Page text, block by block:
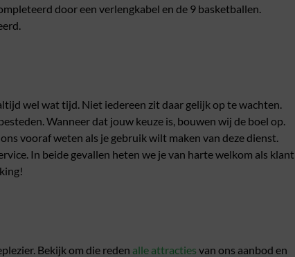
door een verlengkabel en de 9 basketballen.
wel wat tijd. Niet iedereen zit daar gelijk op te wachten.
Wanneer dat jouw keuze is, bouwen wij de boel op.
vooraf weten als je gebruik wilt maken van deze dienst.
In beide gevallen heten we je van harte welkom als klant
Bekijk om die reden alle attracties van ons aanbod en